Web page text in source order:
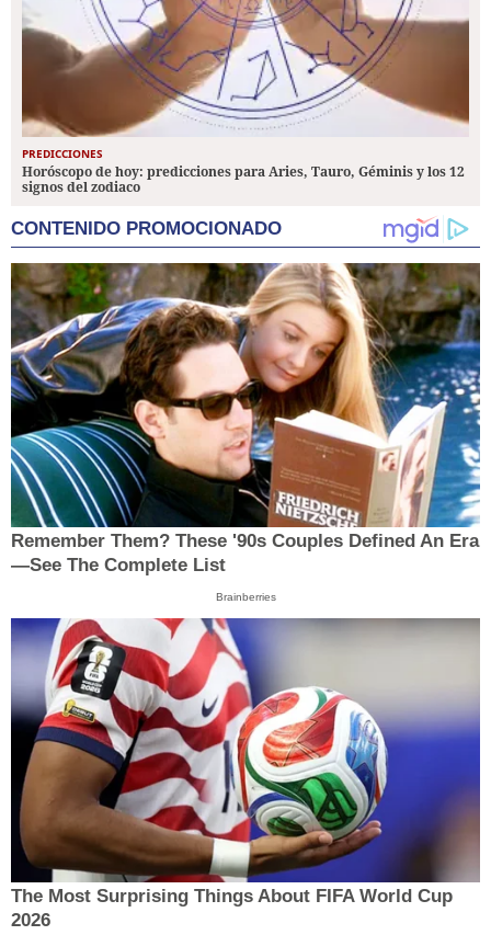
PREDICCIONES
Horóscopo de hoy: predicciones para Aries, Tauro, Géminis y los 12
signos del zodiaco
CONTENIDO PROMOCIONADO
Remember Them? These '90s Couples Defined An Era
—See The Complete List
Brainberries
The Most Surprising Things About FIFA World Cup
2026